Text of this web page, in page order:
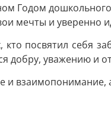
Годом
мечты и уверенно
кто посвятил
добру, уважению и
взаимопонимание,